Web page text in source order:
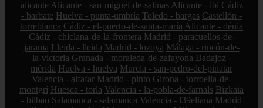
alicante Alicante - san-miguel-de-salinas Alicante - ibi Cádiz
- barbate Huelva - punta-umbría Toledo - bargas Castellón -
torreblanca Cádiz - el-puerto-de-santa-maría Alicante - dénia
Cádiz - chiclana-de-la-frontera Madrid - paracuellos-de-
jarama Lleida - lleida Madrid - lozoya Málaga - rincón-de-
la-victoria Granada - moraleda-de-zafayona Badajoz -
mérida Huelva - huelva Murcia - san-pedro-del-pinatar
Valencia - alfafar Madrid - pinto Girona - torroella-de-
montgrí Huesca - torla Valencia - la-pobla-de-farnals Bizkaia
- bilbao Salamanca - salamanca Valencia - l39eliana Madrid